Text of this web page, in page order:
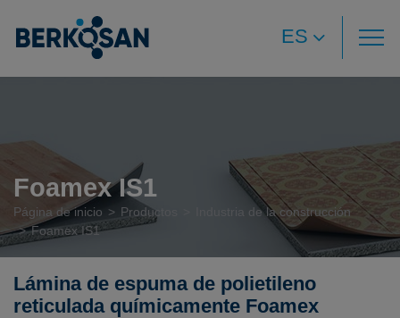
ES
Foamex IS1
Página de inicio Productos
Industria de la construcción
Foamex IS1
Lámina de espuma de polietileno
reticulada químicamente Foamex